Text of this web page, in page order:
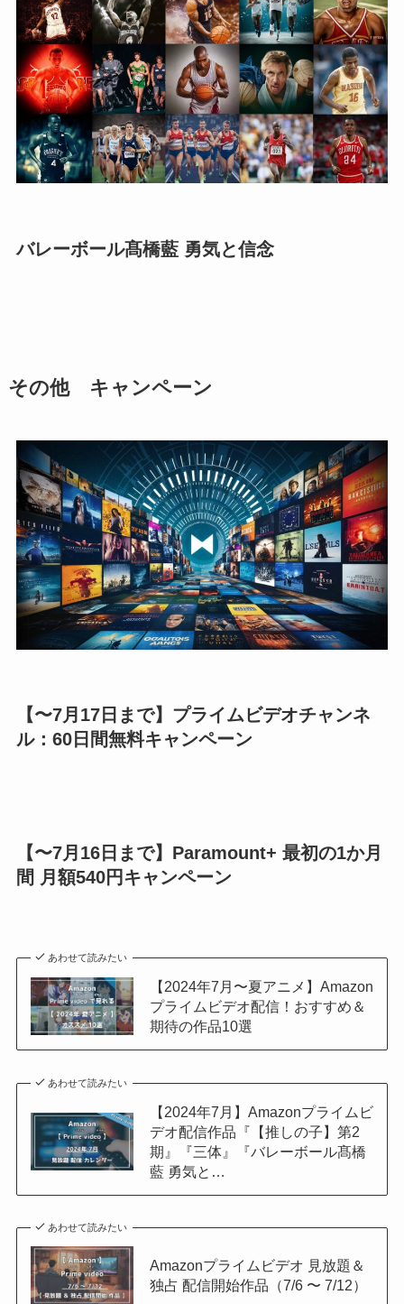
バレーボール髙橋藍 勇気と信念
その他 キャンペーン
【〜7月17日まで】プライムビデオチャンネ
ル：60日間無料キャンペーン
【〜7月16日まで】Paramount+ 最初の1か月
間 月額540円キャンペーン
あわせて読みたい
【2024年7月〜夏アニメ】Amazon
プライムビデオ配信！おすすめ＆
期待の作品10選
あわせて読みたい
【2024年7月】Amazonプライムビ
デオ配信作品『【推しの子】第2
期』『三体』『バレーボール髙橋
藍 勇気と…
あわせて読みたい
Amazonプライムビデオ 見放題＆
独占 配信開始作品（7/6 〜 7/12）